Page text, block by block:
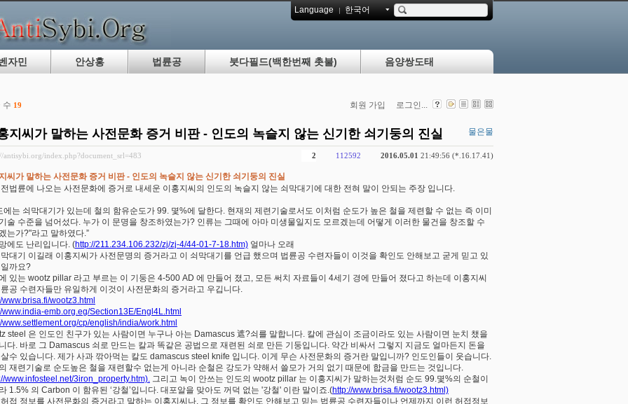
Language 한국어
자민 안상홍 법륜공 붓다필드(백한번째 촛불) 음양쌍도태
수 19 회원 가입 로그인...
지씨가 말하는 사전문화 증거 비판 - 인도의 녹슬지 않는 신기한 쇠기둥의 진실 물은물
antisybi.org/index.php?document_srl=483 2016.05.01 21:49:56 (*.16.17.41)
112592
2
씨가 말하는 사전문화 증거 비판 - 인도의 녹슬지 않는 신기한 쇠기둥의 진실
법륜에 나오는 사전문화에 증거로 내세운 이홍지씨의 인도의 녹슬지 않는 쇠막대기에 대한 전혀 말이 안되는 주장 입니다.
에는 쇠막대기가 있는데 철의 함유순도가 99. 몇%에 달한다. 현재의 제련기술로서도 이처럼 순도가 높은 철을 제련할 수 없는 즉 이미
술 수준을 넘어섰다. 누가 이 문명을 창조하였는가? 인류는 그때에 아마 미생물일지도 모르겠는데 어떻게 이러한 물건을 창조할 수
는가?"라고 말하였다.”
에도 난리입니다. (http://211.234.106.232/zj/zj-4/44-01-7-18.htm) 얼마나 오래
대기 이길래 이홍지씨가 사전문명의 증거라고 이 쇠막대기를 언급 했으며 법륜공 수련자들이 이것을 확인도 안해보고 굳게 믿고 있
까요?
있는 wootz pillar 라고 부르는 이 기둥은 4-500 AD 에 만들어 졌고, 모든 써치 자료들이 4세기 경에 만들어 졌다고 하는데 이홍지씨
공 수련자들만 유일하게 이것이 사전문화의 증거라고 우깁니다.
www.brisa.fi/wootz3.html
www.india-emb.org.eg/Section13E/Engl4L.html
www.settlement.org/cp/english/india/work.html
steel 은 인도인 친구가 있는 사람이면 누구나 아는 Damascus 遮?쇠를 말합니다. 칼에 관심이 조금이라도 있는 사람이면 눈치 챘을
다. 바로 그 Damascus 쇠로 만드는 칼과 똑같은 공법으로 재련된 쇠로 만든 기둥입니다. 약간 비싸서 그렇지 지금도 얼마든지 돈을
수 있습니다. 제가 사과 깎아먹는 칼도 damascus steel knife 입니다. 이게 무슨 사전문화의 증거란 말입니까? 인도인들이 웃습니다.
재련기술로 순도높은 철을 재련할수 없는게 아니라 순철은 강도가 약해서 쓸모가 거의 없기 때문에 합금을 만드는 것입니다.
www.infosteel.net/3iron_property.htm). 그리고 녹이 안쓰는 인도의 wootz pillar 는 이홍지씨가 말하는것처럼 순도 99.몇%의 순철이
1.5% 의 Carbon 이 함유된 ‘강철’입니다. 대포알을 맞아도 꺼덕 없는 '강철' 이란 말이죠.(http://www.brisa.fi/wootz3.html)
접 정보를 사전문화의 증거라고 말하는 이홍지씨나, 그 정보를 확인도 안해보고 믿는 법륜공 수련자들이나 언제까지 이런 허접정보